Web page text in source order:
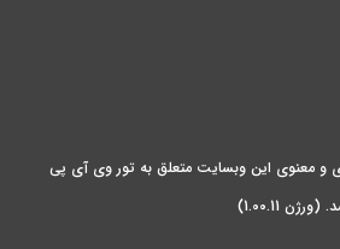
مادی و معنوی این وبسایت متعلق به تور وی آی پی
1.00.11)